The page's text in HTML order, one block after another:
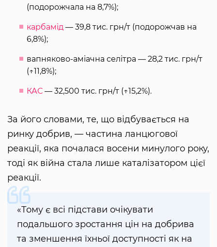
(подорожчала на 8,7%);
карбамід — 39,8 тис. грн/т (подорожчав на
6,8%);
вапняково-аміачна селітра — 28,2 тис. грн/т
(↑11,8%);
КАС — 32,500 тис. грн/т (↑15,2%).
За його словами, те, що відбувається на
ринку добрив, — частина ланцюгової
реакції, яка почалася восени минулого року,
тоді як війна стала лише каталізатором цієї
реакції.
«Тому є всі підстави очікувати
подальшого зростання цін на добрива
та зменшення їхньої доступності як на